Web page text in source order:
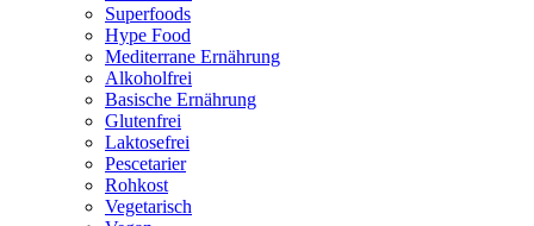
Superfoods
Hype Food
Mediterrane Ernährung
Alkoholfrei
Basische Ernährung
Glutenfrei
Laktosefrei
Pescetarier
Rohkost
Vegetarisch